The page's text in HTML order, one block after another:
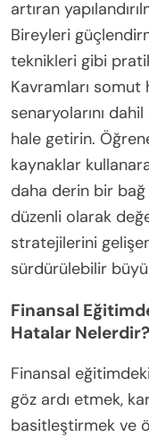
artıran
Bireyleri
teknikleri gibi
Kavramları
senaryolarını
hale getirin.
kaynaklar
daha derin bir bağ
düzenli olarak
stratejilerini
sürdürülebilir
Finansal
Hatalar Nelerdir?
Finansal
göz ardı etmek,
basitleştirmek ve